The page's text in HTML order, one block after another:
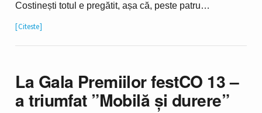
Costinești totul e pregătit, așa că, peste patru…
Citeste
La Gala Premiilor festCO 13 –
a triumfat ”Mobilă și durere”